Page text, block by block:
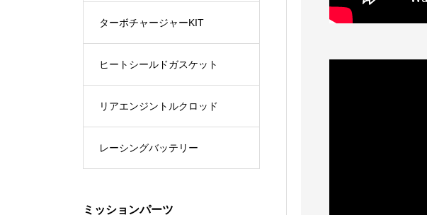
ターボチャージャーKIT
ヒートシールドガスケット
リアエンジントルクロッド
レーシングバッテリー
ミッションパーツ